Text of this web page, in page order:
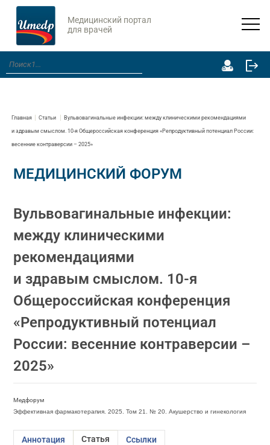
Медицинский портал
для врачей
Главная Статьи Вульвовагинальные инфекции: между клиническими рекомендациями
и здравым смыслом. 10-я Общероссийская конференция «Репродуктивный потенциал России:
весенние контраверсии – 2025»
МЕДИЦИНСКИЙ ФОРУМ
Вульвовагинальные инфекции:
между клиническими
рекомендациями
и здравым смыслом. 10-я
Общероссийская конференция
«Репродуктивный потенциал
России: весенние контраверсии –
2025»
Медфорум
Эффективная фармакотерапия. 2025. Том 21. № 20. Акушерство и гинекология
Аннотация Статья Ссылки